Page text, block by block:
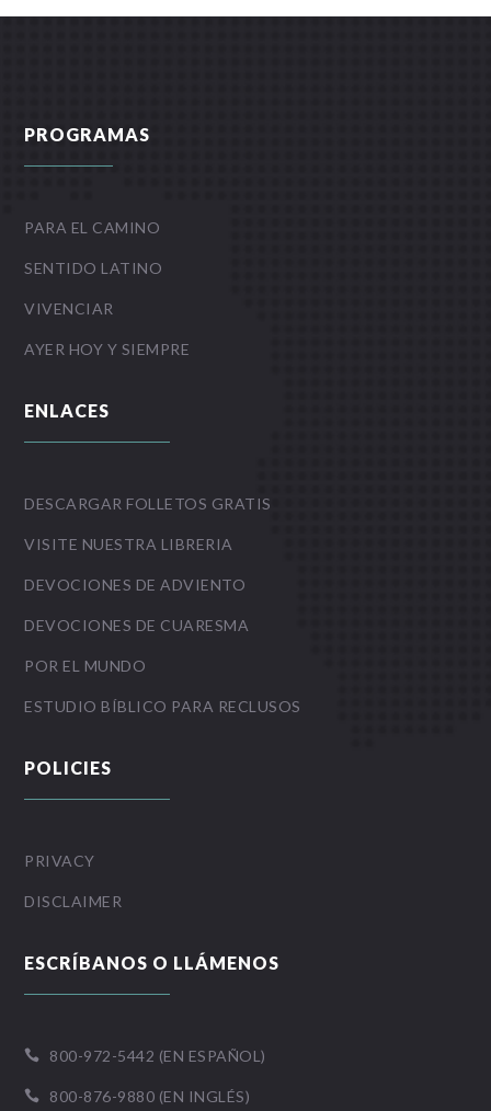
PROGRAMAS
PARA EL CAMINO
SENTIDO LATINO
VIVENCIAR
AYER HOY Y SIEMPRE
ENLACES
DESCARGAR FOLLETOS GRATIS
VISITE NUESTRA LIBRERIA
DEVOCIONES DE ADVIENTO
DEVOCIONES DE CUARESMA
POR EL MUNDO
ESTUDIO BÍBLICO PARA RECLUSOS
POLICIES
PRIVACY
DISCLAIMER
ESCRÍBANOS O LLÁMENOS
 800-972-5442 (EN ESPAÑOL)
 800-876-9880 (EN INGLÉS)